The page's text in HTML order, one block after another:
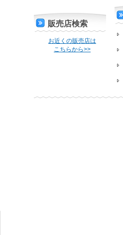
販売店検索
お近くの販売店は
こちらから>>